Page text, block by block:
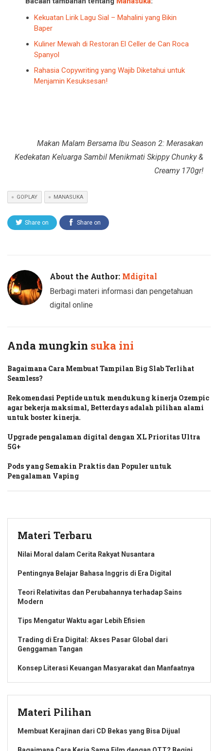
Kekuatan Lirik Lagu Sial – Mahalini yang Bikin
Baper
Kuliner Mewah di Restoran El Celler de Can Roca
Spanyol
Rahasia Copywriting yang Wajib Diketahui untuk
Menjamin Kesuksesan!
Makan Malam Bersama Ibu Season 2: Merasakan
Kedekatan Keluarga Sambil Menikmati Skippy Chunky &
Creamy 170gr!
GOPLAY MANASUKA
Share on Share on
About the Author: Mdigital
Berbagi materi informasi dan pengetahuan
digital online
Anda mungkin suka ini
Bagaimana Cara Membuat Tampilan Big Slab Terlihat
Seamless?
Rekomendasi Peptide untuk mendukung kinerja Ozempic
agar bekerja maksimal, Betterdays adalah pilihan alami
untuk boster kinerja.
Upgrade pengalaman digital dengan XL Prioritas Ultra
5G+
Pods yang Semakin Praktis dan Populer untuk
Pengalaman Vaping
Materi Terbaru
Nilai Moral dalam Cerita Rakyat Nusantara
Pentingnya Belajar Bahasa Inggris di Era Digital
Teori Relativitas dan Perubahannya terhadap Sains
Modern
Tips Mengatur Waktu agar Lebih Efisien
Trading di Era Digital: Akses Pasar Global dari
Genggaman Tangan
Konsep Literasi Keuangan Masyarakat dan Manfaatnya
Materi Pilihan
Membuat Kerajinan dari CD Bekas yang Bisa Dijual